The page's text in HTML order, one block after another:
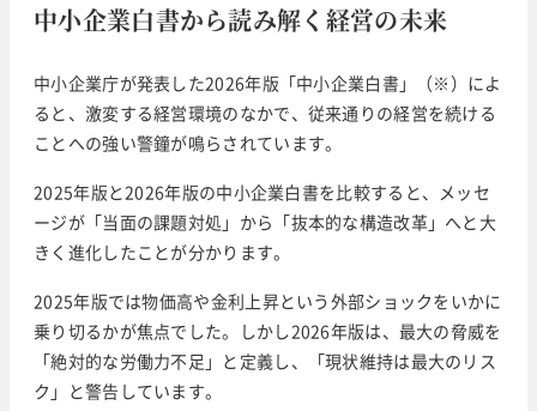
中小企業白書から読み解く経営の未来
中小企業庁が発表した2026年版「中小企業白書」（※）によ
ると、激変する経営環境のなかで、従来通りの経営を続ける
ことへの強い警鐘が鳴らされています。
2025年版と2026年版の中小企業白書を比較すると、メッセ
ージが「当面の課題対処」から「抜本的な構造改革」へと大
きく進化したことが分かります。
2025年版では物価高や金利上昇という外部ショックをいかに
乗り切るかが焦点でした。しかし2026年版は、最大の脅威を
「絶対的な労働力不足」と定義し、「現状維持は最大のリス
ク」と警告しています。